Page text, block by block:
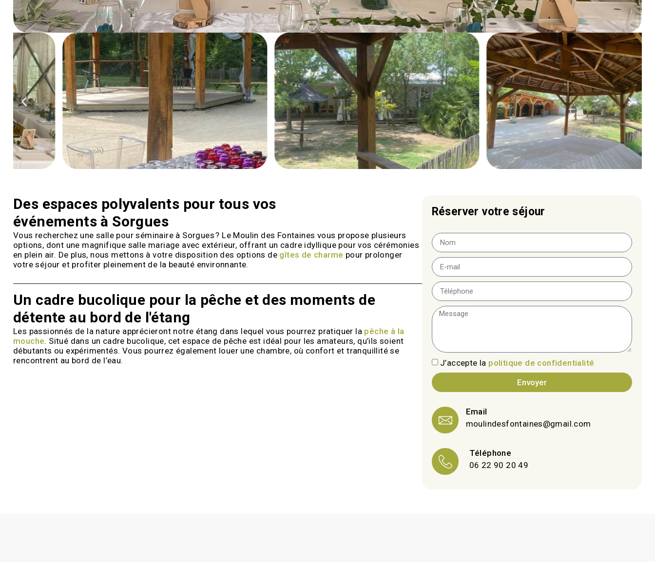
Des espaces polyvalents pour tous vos
événements à Sorgues
Vous recherchez une salle pour séminaire à Sorgues ? Le Moulin des Fontaines vous propose plusieurs
options, dont une magnifique salle mariage avec extérieur, offrant un cadre idyllique pour vos cérémonies
en plein air. De plus, nous mettons à votre disposition des options de gîtes de charme pour prolonger
votre séjour et profiter pleinement de la beauté environnante.
Un cadre bucolique pour la pêche et des moments de
détente au bord de l'étang
Les passionnés de la nature apprécieront notre étang dans lequel vous pourrez pratiquer la pêche à la
mouche. Situé dans un cadre bucolique, cet espace de pêche est idéal pour les amateurs, qu’ils soient
débutants ou expérimentés. Vous pourrez également louer une chambre, où confort et tranquillité se
rencontrent au bord de l’eau.
Réserver votre séjour
J’accepte la politique de confidentialité
Envoyer
Email
moulindesfontaines@gmail.com
Téléphone
06 22 90 20 49